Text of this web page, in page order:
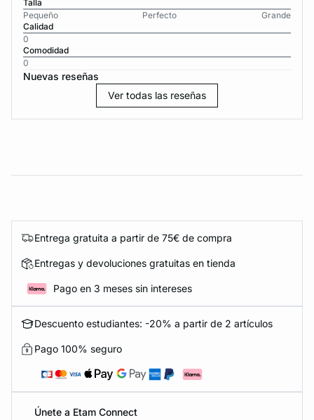
Talla
Pequeño
Perfecto
Grande
Calidad
0
Comodidad
0
Nuevas reseñas
Ver todas las reseñas
Entrega gratuita a partir de 75€ de compra
Entregas y devoluciones gratuitas en tienda
Pago en 3 meses sin intereses
Descuento estudiantes: -20% a partir de 2 artículos
Pago 100% seguro
Únete a Etam Connect